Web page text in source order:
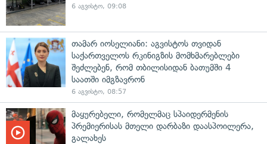
6 აგვისტო, 09:08
თამარ იოსელიანი: აგვისტოს თვიდან
საქართველოს რკინიგზის მომხმარებლები
შეძლებენ, რომ თბილისიდან ბათუმში 4
საათში იმგზავრონ
6 აგვისტო, 08:57
მაყურებელი, რომელმაც სპაიდერმენის
პრემიერისას მთელი დარბაზი დაასპოილერა,
გალახეს